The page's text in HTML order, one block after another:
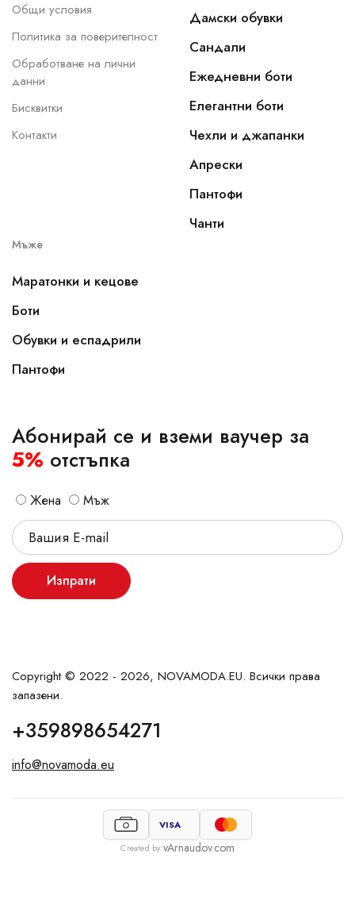
Общи условия
Политика за поверителност
Обработване на лични
данни
Бисквитки
Контакти
Дамски обувки
Сандали
Ежедневни боти
Елегантни боти
Чехли и джапанки
Апрески
Пантофи
Чанти
Мъже
Маратонки и кецове
Боти
Обувки и еспадрили
Пантофи
Абонирай се и вземи ваучер за
5% отстъпка
Жена Мъж
Изпрати
Copyright © 2022 - 2026, NOVAMODA.EU. Всички права
запазени.
+359898654271
info@novamoda.eu
VISA
Created by:vArnaudov.com